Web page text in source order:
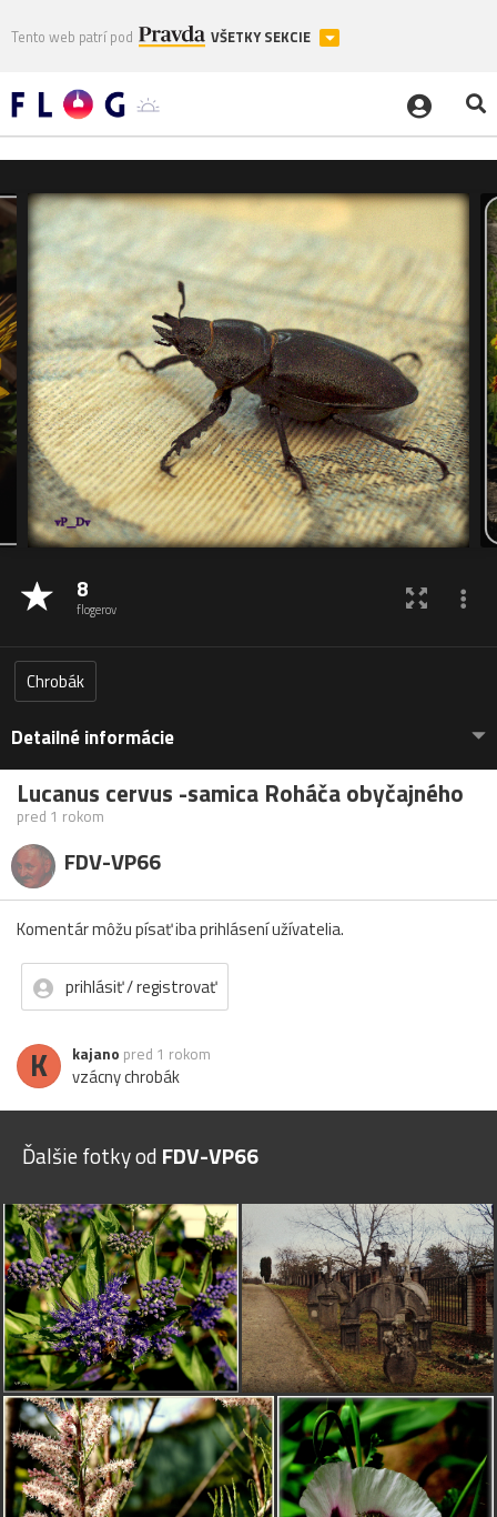
Tento web patrí pod VŠETKY SEKCIE
8
flogerov
Chrobák
Detailné informácie
Lucanus cervus -samica Roháča obyčajného
pred 1 rokom
FDV-VP66
Komentár môžu písať iba prihlásení užívatelia.
prihlásiť / registrovať
K kajano pred 1 rokom
vzácny chrobák
Ďalšie fotky od FDV-VP66